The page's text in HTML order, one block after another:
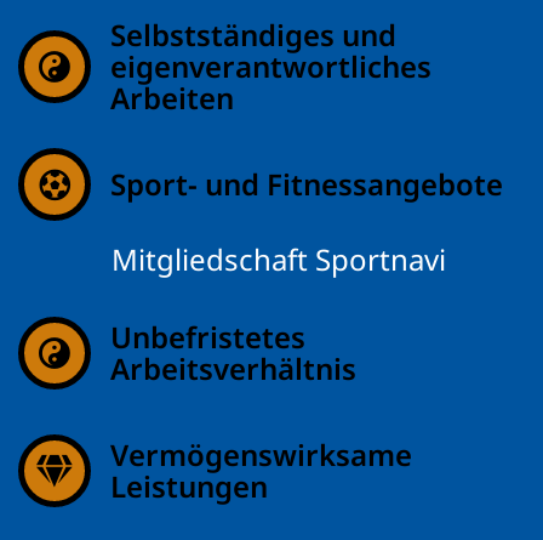
Selbstständiges und
eigenverantwortliches
Arbeiten
Sport- und Fitnessangebote
Mitgliedschaft Sportnavi
Unbefristetes
Arbeitsverhältnis
Vermögenswirksame
Leistungen